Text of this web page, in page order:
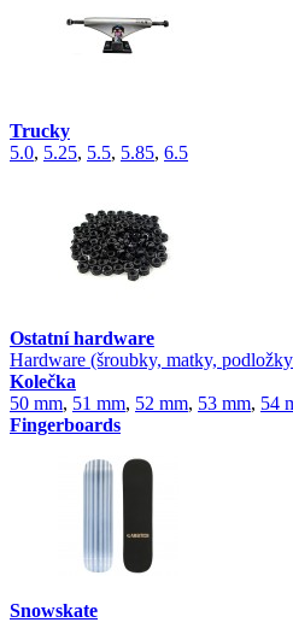
Trucky
5.0, 5.25, 5.5, 5.85, 6.5
Ostatní hardware
Hardware (šroubky, matky,
Kolečka
50 mm, 51 mm, 52 mm, 53 mm, 54
Fingerboards
Snowskate